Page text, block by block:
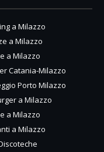
a Milazzo
a Milazzo
a Milazzo
Catania-Milazzo
Porto Milazzo
a Milazzo
a Milazzo
a Milazzo